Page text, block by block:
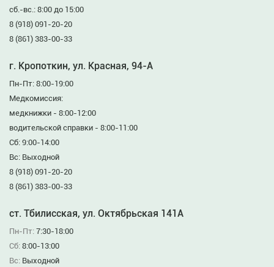
сб.-вс.: 8:00 до 15:00
8 (918) 091-20-20
8 (861) 383-00-33
г. Кропоткин, ул. Красная, 94-А
Пн-Пт: 8:00-19:00
Медкомиссия:
медкнижки - 8:00-12:00
водительской справки - 8:00-11:00
Сб: 9:00-14:00
Вс: Выходной
8 (918) 091-20-20
8 (861) 383-00-33
ст. Тбилисская, ул. Октябрьская 141А
Пн-Пт: 7:30-18:00
Сб: 8:00-13:00
Вс: Выходной